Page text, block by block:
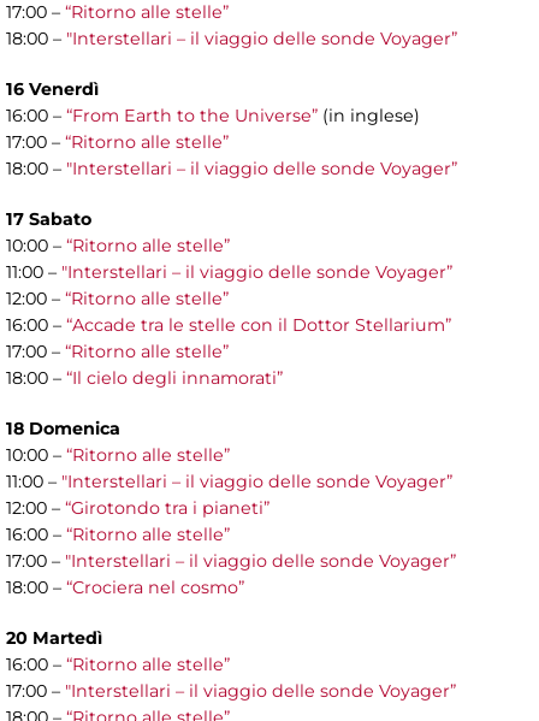
17:00 – “Ritorno alle stelle”
18:00 – "Interstellari – il viaggio delle sonde Voyager”
16 Venerdì
16:00 – “From Earth to the Universe” (in inglese)
17:00 – “Ritorno alle stelle”
18:00 – "Interstellari – il viaggio delle sonde Voyager”
17 Sabato
10:00 – “Ritorno alle stelle”
11:00 – "Interstellari – il viaggio delle sonde Voyager”
12:00 – “Ritorno alle stelle”
16:00 – “Accade tra le stelle con il Dottor Stellarium”
17:00 – “Ritorno alle stelle”
18:00 – “Il cielo degli innamorati”
18 Domenica
10:00 – “Ritorno alle stelle”
11:00 – "Interstellari – il viaggio delle sonde Voyager”
12:00 – “Girotondo tra i pianeti”
16:00 – “Ritorno alle stelle”
17:00 – "Interstellari – il viaggio delle sonde Voyager”
18:00 – “Crociera nel cosmo”
20 Martedì
16:00 – “Ritorno alle stelle”
17:00 – "Interstellari – il viaggio delle sonde Voyager”